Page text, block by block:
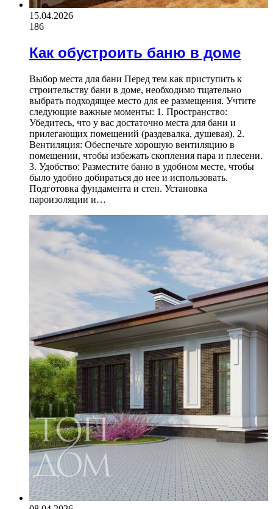
15.04.2026
186
Как обустроить баню в доме
Выбор места для бани Перед тем как приступить к
строительству бани в доме, необходимо тщательно
выбрать подходящее место для ее размещения. Учтите
следующие важные моменты: 1. Пространство:
Убедитесь, что у вас достаточно места для бани и
прилегающих помещений (раздевалка, душевая). 2.
Вентиляция: Обеспечьте хорошую вентиляцию в
помещении, чтобы избежать скопления пара и плесени.
3. Удобство: Разместите баню в удобном месте, чтобы
было удобно добираться до нее и использовать.
Подготовка фундамента и стен. Установка
пароизоляции и…